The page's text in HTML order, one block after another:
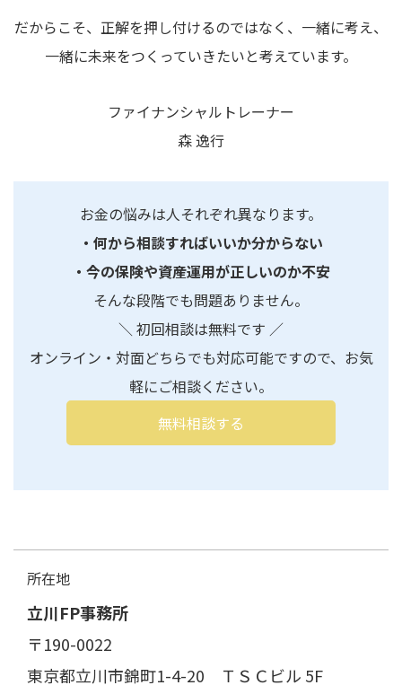
だからこそ、正解を押し付けるのではなく、一緒に考え、
一緒に未来をつくっていきたいと考えています。
ファイナンシャルトレーナー
森 逸行
お金の悩みは人それぞれ異なります。
・何から相談すればいいか分からない
・今の保険や資産運用が正しいのか不安
そんな段階でも問題ありません。
＼ 初回相談は無料です ／
オンライン・対面どちらでも対応可能ですので、お気
軽にご相談ください。
無料相談する
所在地
立川FP事務所
〒190-0022
東京都立川市錦町1-4-20 ＴＳＣビル 5F